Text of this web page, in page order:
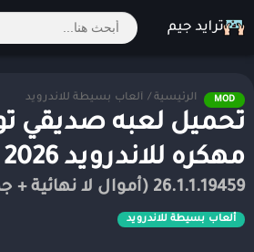
MOD الرئيسية / ألعاب بسيطة للاندرويد
مهكره للاندرويد 2026
26.1.1.19459 (أموال لا نهائية + جميع المستويات)
ألعاب بسيطة للاندرويد